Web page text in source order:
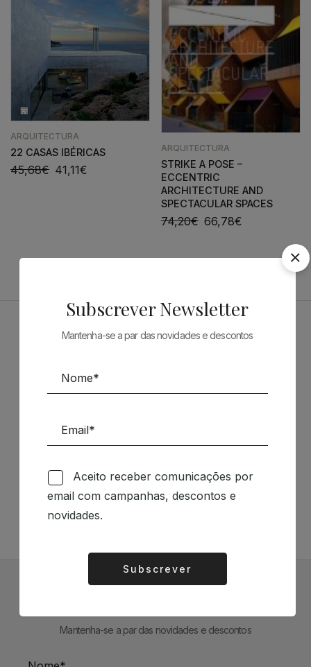
ARQUITECTURA
22 CASAS IBÉRICAS
45,68€ 41,11€
ARQUITECTURA
STRIKE A POSE –
ECCENTRIC
ARCHITECTURE AND
SPECTACULAR SPACES
74,20€ 66,78€
Patrocinadores
TÉCNICA LIVRARIA »
Mantenha-se a par das novidades e descontos
Subscrever Newsletter
Mantenha-se a par das novidades e descontos
Aceito receber comunicações por
email com campanhas, descontos e
novidades.
Subscrever